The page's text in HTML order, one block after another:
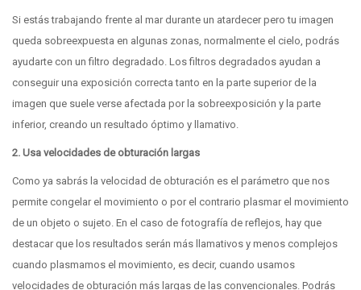
Si estás trabajando frente al mar durante un atardecer pero tu imagen
queda sobreexpuesta en algunas zonas, normalmente el cielo, podrás
ayudarte con un filtro degradado. Los filtros degradados ayudan a
conseguir una exposición correcta tanto en la parte superior de la
imagen que suele verse afectada por la sobreexposición y la parte
inferior, creando un resultado óptimo y llamativo.
2. Usa velocidades de obturación largas
Como ya sabrás la velocidad de obturación es el parámetro que nos
permite congelar el movimiento o por el contrario plasmar el movimiento
de un objeto o sujeto. En el caso de fotografía de reflejos, hay que
destacar que los resultados serán más llamativos y menos complejos
cuando plasmamos el movimiento, es decir, cuando usamos
velocidades de obturación más largas de las convencionales. Podrás